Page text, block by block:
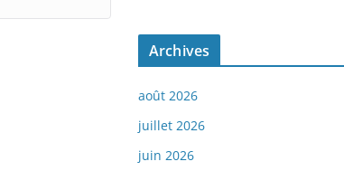
Archives
août 2026
juillet 2026
juin 2026